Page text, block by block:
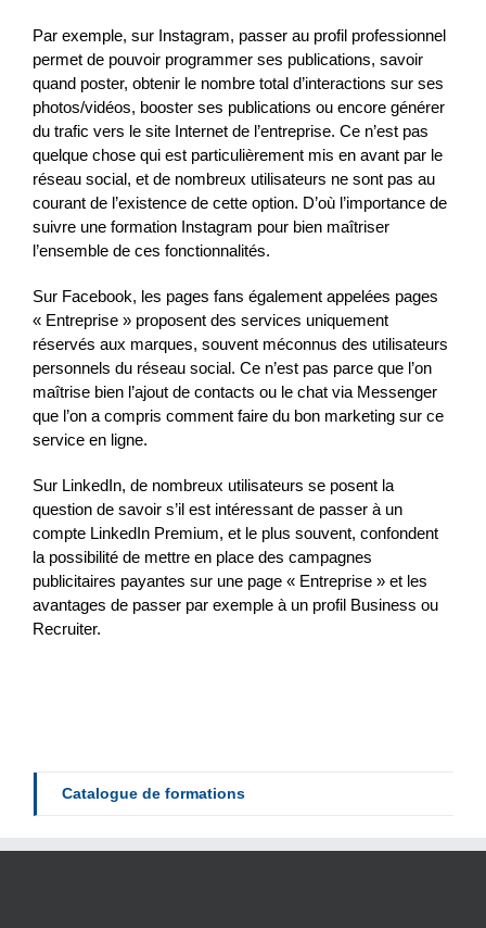
Par exemple, sur Instagram, passer au profil professionnel
permet de pouvoir programmer ses publications, savoir
quand poster, obtenir le nombre total d’interactions sur ses
photos/vidéos, booster ses publications ou encore générer
du trafic vers le site Internet de l’entreprise. Ce n’est pas
quelque chose qui est particulièrement mis en avant par le
réseau social, et de nombreux utilisateurs ne sont pas au
courant de l’existence de cette option. D’où l’importance de
suivre une formation Instagram pour bien maîtriser
l’ensemble de ces fonctionnalités.
Sur Facebook, les pages fans également appelées pages
« Entreprise » proposent des services uniquement
réservés aux marques, souvent méconnus des utilisateurs
personnels du réseau social. Ce n’est pas parce que l’on
maîtrise bien l’ajout de contacts ou le chat via Messenger
que l’on a compris comment faire du bon marketing sur ce
service en ligne.
Sur LinkedIn, de nombreux utilisateurs se posent la
question de savoir s’il est intéressant de passer à un
compte LinkedIn Premium, et le plus souvent, confondent
la possibilité de mettre en place des campagnes
publicitaires payantes sur une page « Entreprise » et les
avantages de passer par exemple à un profil Business ou
Recruiter.
Catalogue de formations